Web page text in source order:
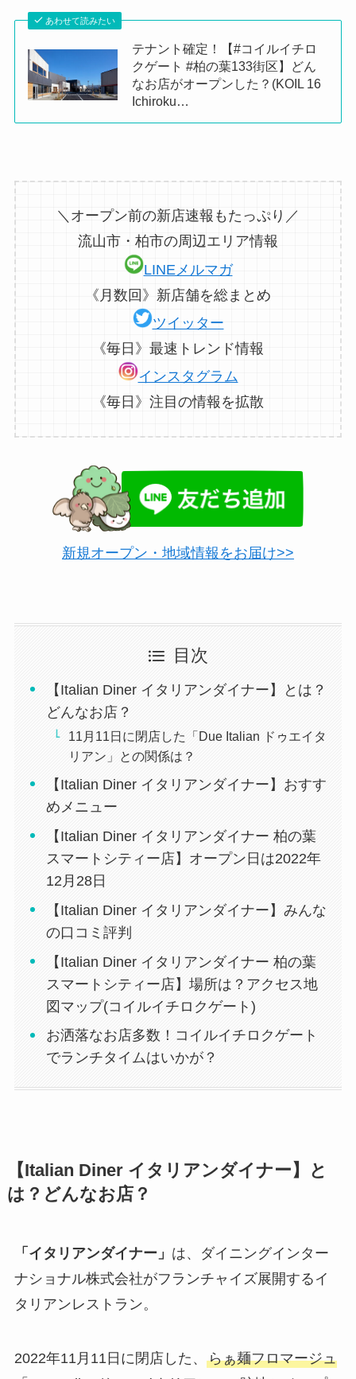
あわせて読みたい
テナント確定！【#コイルイチロ
クゲート #柏の葉133街区】どん
なお店がオープンした？(KOIL 16
Ichiroku…
＼オープン前の新店速報もたっぷり／
流山市・柏市の周辺エリア情報
LINEメルマガ
《月数回》新店舗を総まとめ
ツイッター
《毎日》最速トレンド情報
インスタグラム
《毎日》注目の情報を拡散
新規オープン・地域情報をお届け>>
目次
【Italian Diner イタリアンダイナー】とは？
どんなお店？
11月11日に閉店した「Due Italian ドゥエイタ
リアン」との関係は？
【Italian Diner イタリアンダイナー】おすす
めメニュー
【Italian Diner イタリアンダイナー 柏の葉
スマートシティー店】オープン日は2022年
12月28日
【Italian Diner イタリアンダイナー】みんな
の口コミ評判
【Italian Diner イタリアンダイナー 柏の葉
スマートシティー店】場所は？アクセス地
図マップ(コイルイチロクゲート)
お洒落なお店多数！コイルイチロクゲート
でランチタイムはいかが？
【Italian Diner イタリアンダイナー】と
は？どんなお店？
「イタリアンダイナー」 は、ダイニングインター
ナショナル株式会社がフランチャイズ展開するイ
タリアンレストラン。
2022年11月11日に閉店した、 らぁ麺フロマージュ